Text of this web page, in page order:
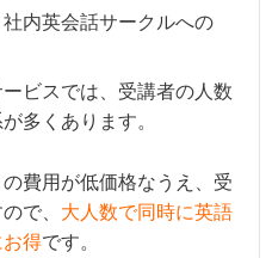
内英会話サークルへの
ビスでは、受講者の人数
多くあります。
費用が低価格なうえ、受
で、 大人数で同時に英語
得です。